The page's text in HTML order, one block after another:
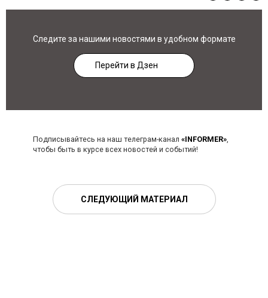
Следите за нашими новостями в удобном формате
Перейти в Дзен
Подписывайтесь на наш телеграм-канал «INFORMER»,
чтобы быть в курсе всех новостей и событий!
СЛЕДУЮЩИЙ МАТЕРИАЛ